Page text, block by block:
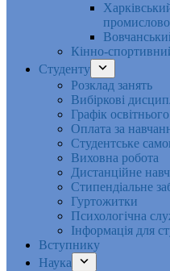
Кінно-
Студенту
Розклад занять
Вибіркові
Графік
Оплата за
Студентське
Виховна робота
Дистанційне
Стипендіальне
Гуртожитки
Психологічна
Інформація для
Вступнику
Наука